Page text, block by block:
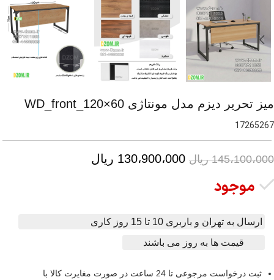
میز تحریر دیزم مدل مونتاژی WD_front_120×60
17265267
145،100،000 ریال 130،900،000 ریال
موجود
ارسال به تهران و باربری 10 تا 15 روز کاری
قیمت ها به روز می باشند
ثبت درخواست مرجوعی تا 24 ساعت در صورت مغایرت کالا با